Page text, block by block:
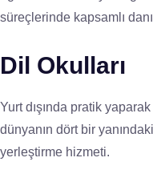
süreçlerinde kapsamlı
Dil Okulları
Yurt dışında pratik
dünyanın dört bir
yerleştirme hizmeti.